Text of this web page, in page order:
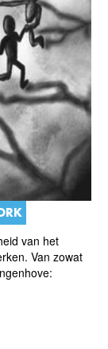
van het
Van zowat